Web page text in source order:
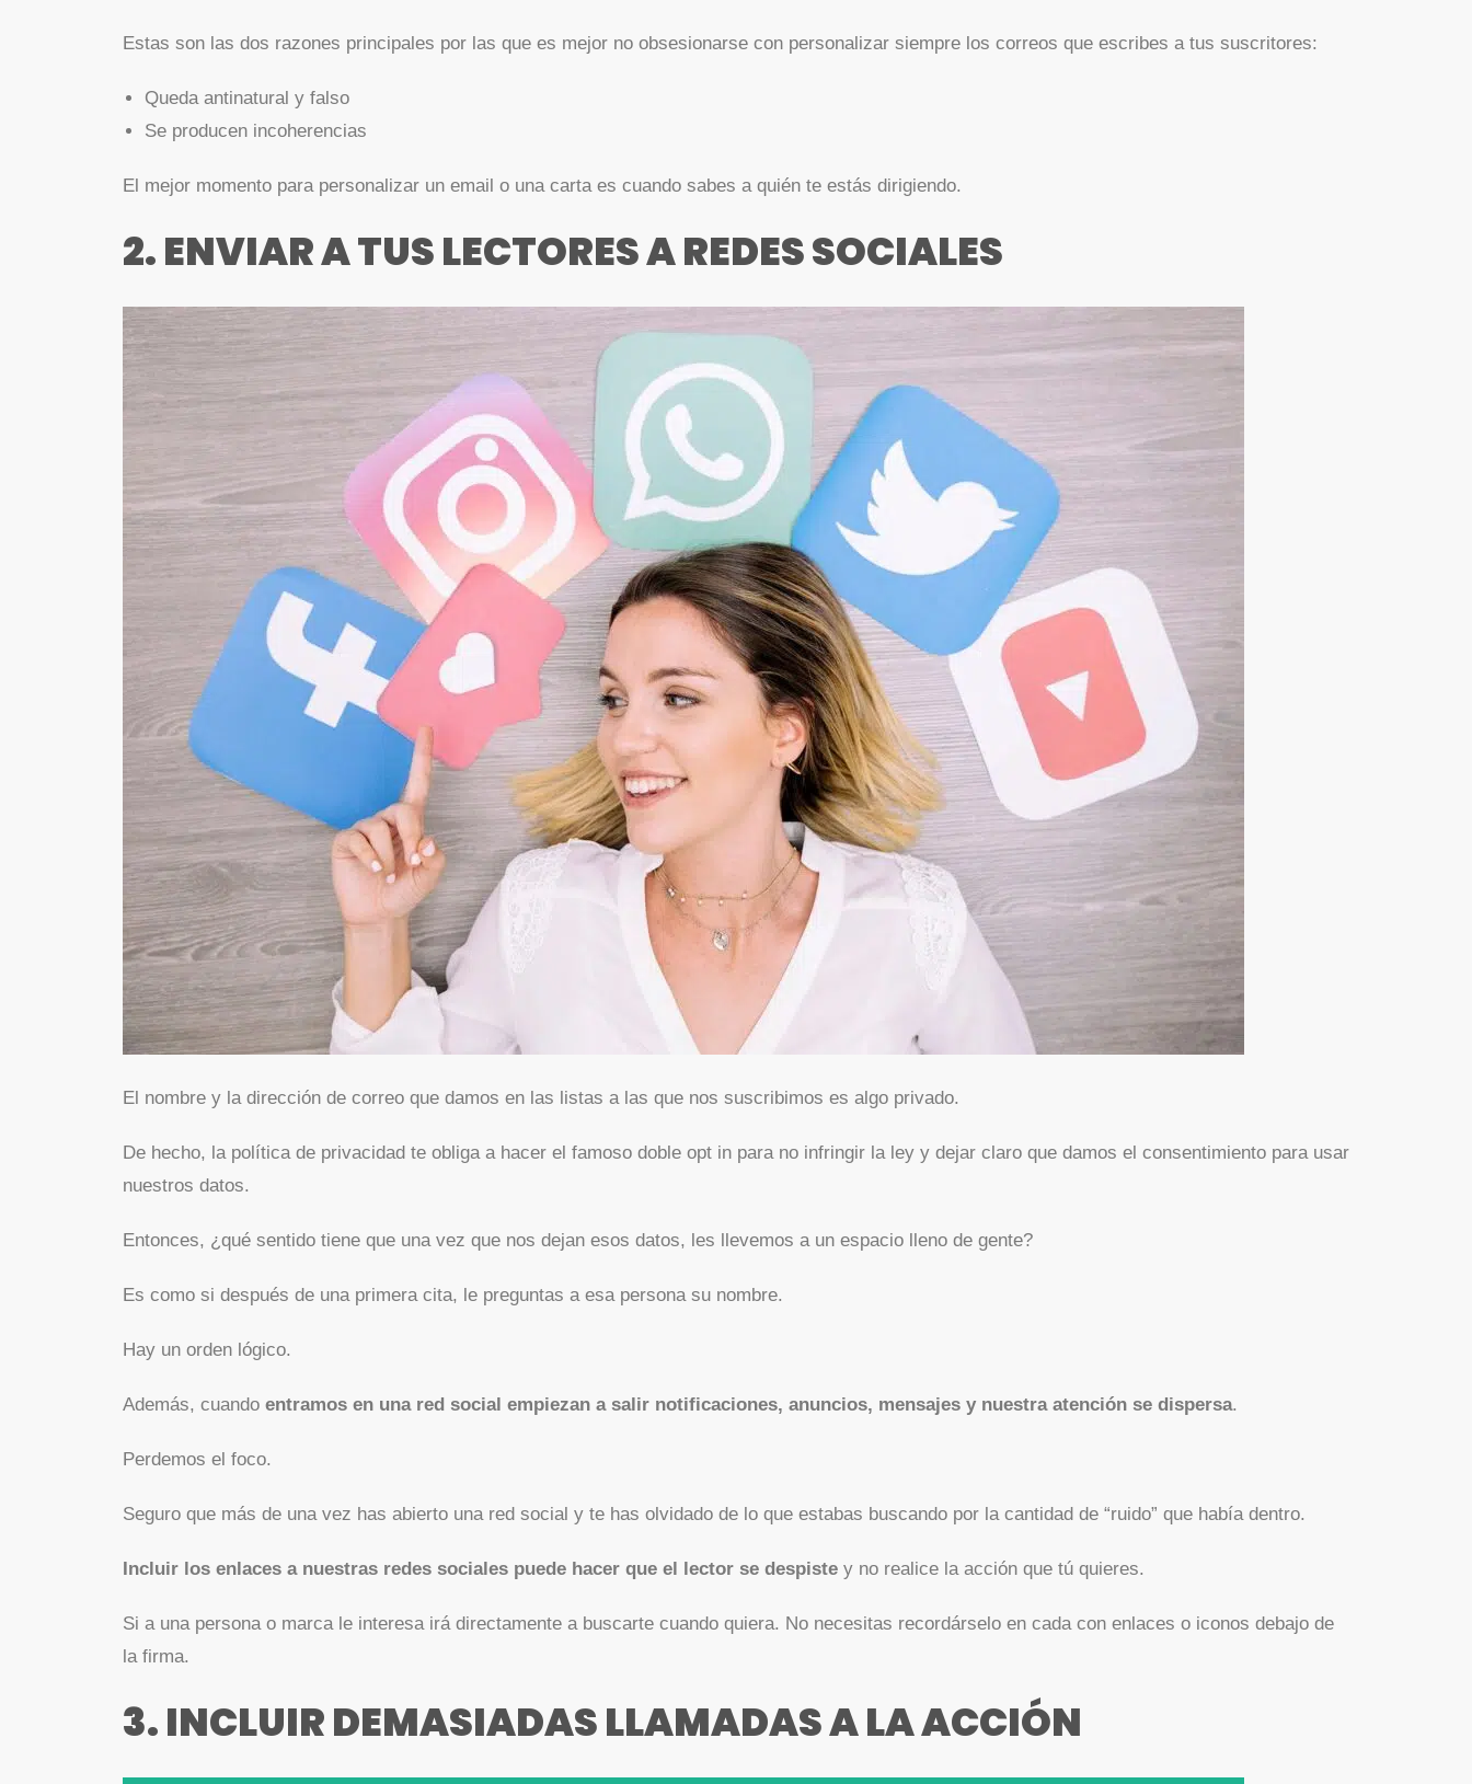
Estas son las dos razones principales por las que es mejor no obsesionarse con personalizar siempre los correos que escribes a tus suscritores:
Queda antinatural y falso
Se producen incoherencias
El mejor momento para personalizar un email o una carta es cuando sabes a quién te estás dirigiendo.
2. ENVIAR A TUS LECTORES A REDES SOCIALES
El nombre y la dirección de correo que damos en las listas a las que nos suscribimos es algo privado.
De hecho, la política de privacidad te obliga a hacer el famoso doble opt in para no infringir la ley y dejar claro que damos el consentimiento para usar
nuestros datos.
Entonces, ¿qué sentido tiene que una vez que nos dejan esos datos, les llevemos a un espacio lleno de gente?
Es como si después de una primera cita, le preguntas a esa persona su nombre.
Hay un orden lógico.
Además, cuando entramos en una red social empiezan a salir notificaciones, anuncios, mensajes y nuestra atención se dispersa.
Perdemos el foco.
Seguro que más de una vez has abierto una red social y te has olvidado de lo que estabas buscando por la cantidad de “ruido” que había dentro.
Incluir los enlaces a nuestras redes sociales puede hacer que el lector se despiste y no realice la acción que tú quieres.
Si a una persona o marca le interesa irá directamente a buscarte cuando quiera. No necesitas recordárselo en cada con enlaces o iconos debajo de
la firma.
3. INCLUIR DEMASIADAS LLAMADAS A LA ACCIÓN